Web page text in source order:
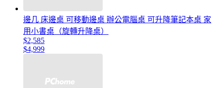
邊几 床邊桌 可移動邊桌 辦公電腦桌 可升降筆記本桌 家
用小書桌（旋轉升降桌）
$2,585
$4,999